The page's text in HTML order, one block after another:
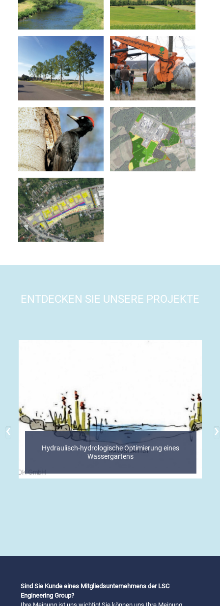
ENTDECKEN SIE UNSERE PROJEKTE
Hydraulisch-hydrologische Optimierung eines
Wassergartens
‹ ›
Sind Sie Kunde eines Mitgliedsunternehmens der LSC
Engineering Group?